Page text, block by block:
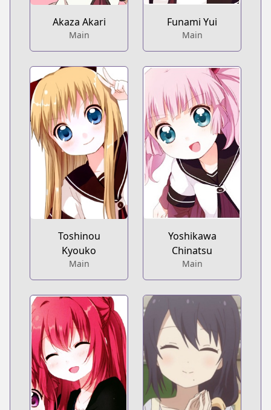
Akaza Akari
Main
Funami Yui
Main
Toshinou
Kyouko
Main
Yoshikawa
Chinatsu
Main